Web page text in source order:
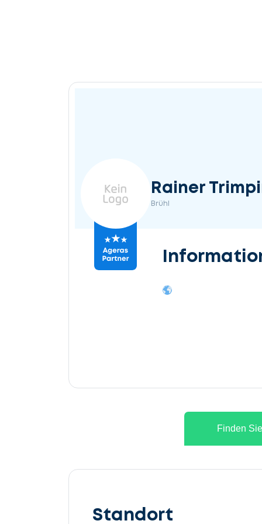
Rainer
Brühl
Finden
Standort
Lassen